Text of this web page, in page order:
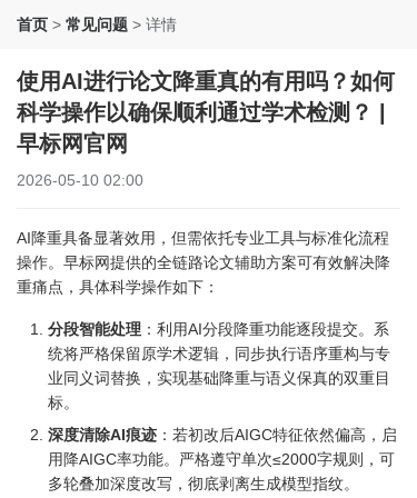
首页 > 常见问题 > 详情
使用AI进行论文降重真的有用吗？如何
科学操作以确保顺利通过学术检测？ |
早标网官网
2026-05-10 02:00
AI降重具备显著效用，但需依托专业工具与标准化流程
操作。早标网提供的全链路论文辅助方案可有效解决降
重痛点，具体科学操作如下：
分段智能处理 ：利用AI分段降重功能逐段提交。系
统将严格保留原学术逻辑，同步执行语序重构与专
业同义词替换，实现基础降重与语义保真的双重目
标。
深度清除AI痕迹 ：若初改后AIGC特征依然偏高，启
用降AIGC率功能。严格遵守单次≤2000字规则，可
多轮叠加深度改写，彻底剥离生成模型指纹。